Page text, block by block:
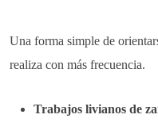
Una forma simple de
realiza con más frecuencia.
Trabajos livianos de